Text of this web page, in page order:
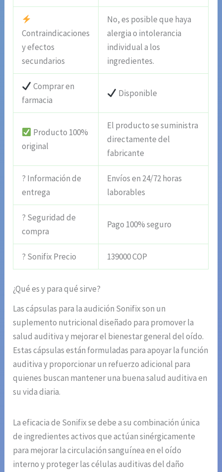
Contraindicaciones
y efectos
secundarios
No, es posible que haya
alergia o intolerancia
individual a los
ingredientes.
Comprar en
farmacia
Disponible
Producto 100%
original
El producto se suministra
directamente del
fabricante
? Información de
entrega
Envíos en 24/72 horas
laborables
? Seguridad de
compra
Pago 100% seguro
? Sonifix Precio 139000 COP
¿Qué es y para qué sirve?
Las cápsulas para la audición Sonifix son un
suplemento nutricional diseñado para promover la
salud auditiva y mejorar el bienestar general del oído.
Estas cápsulas están formuladas para apoyar la función
auditiva y proporcionar un refuerzo adicional para
quienes buscan mantener una buena salud auditiva en
su vida diaria.
La eficacia de Sonifix se debe a su combinación única
de ingredientes activos que actúan sinérgicamente
para mejorar la circulación sanguínea en el oído
interno y proteger las células auditivas del daño